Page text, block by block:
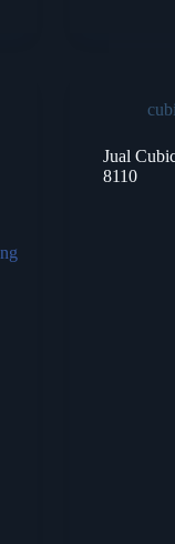
Jual
8110